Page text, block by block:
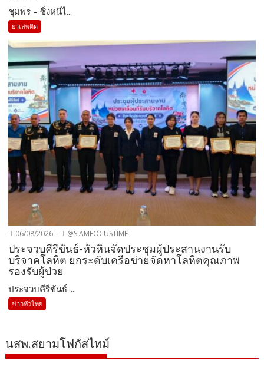
ชุมพร – ซิ่งหนีไ...
ยาเสพติด
06/08/2026 @SIAMFOCUSTIME
ประจวบคีรีขันธ์-หัวหินจัดประชุมผู้ประสานงานรับ
บริจาคโลหิต ยกระดับเครือข่ายจัดหาโลหิตคุณภาพ
รองรับผู้ป่วย
ประจวบคีรีขันธ์-...
ข่าวทั่วไทย
นสพ.สยามโฟกัสไทม์